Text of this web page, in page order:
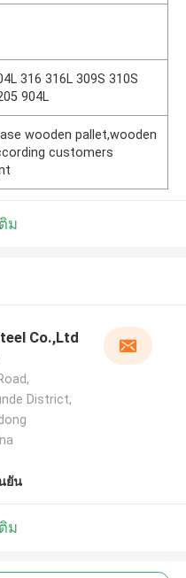
316 316L 309S 310S
904L
wooden pallet,wooden
customers
ม
Co.,Ltd
District,
ยัน
ม